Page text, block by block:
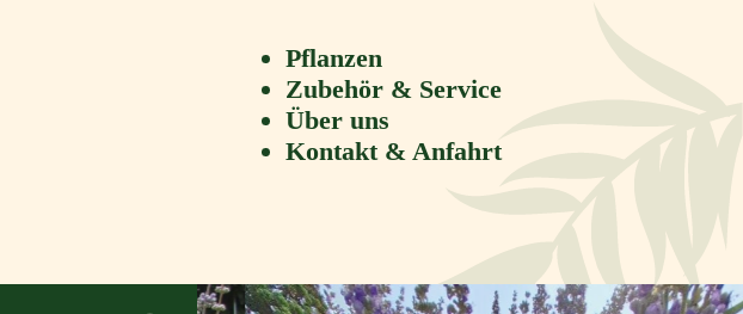
Pflanzen
Zubehör & Service
Über uns
Kontakt & Anfahrt